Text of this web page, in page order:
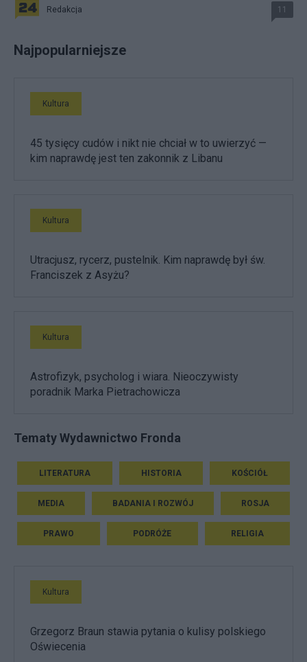
Redakcja 11
Najpopularniejsze
Kultura
45 tysięcy cudów i nikt nie chciał w to uwierzyć —
kim naprawdę jest ten zakonnik z Libanu
Kultura
Utracjusz, rycerz, pustelnik. Kim naprawdę był św.
Franciszek z Asyżu?
Kultura
Astrofizyk, psycholog i wiara. Nieoczywisty
poradnik Marka Pietrachowicza
Tematy Wydawnictwo Fronda
LITERATURA HISTORIA KOŚCIÓŁ
MEDIA BADANIA I ROZWÓJ ROSJA
PRAWO PODRÓŻE RELIGIA
Kultura
Grzegorz Braun stawia pytania o kulisy polskiego
Oświecenia